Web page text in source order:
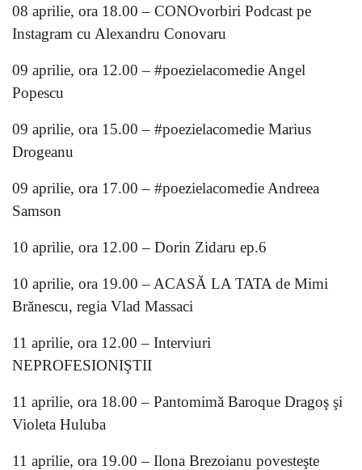
08 aprilie, ora 18.00 – CONOvorbiri Podcast pe
Instagram cu Alexandru Conovaru
09 aprilie, ora 12.00 – #poezielacomedie Angel
Popescu
09 aprilie, ora 15.00 – #poezielacomedie Marius
Drogeanu
09 aprilie, ora 17.00 – #poezielacomedie Andreea
Samson
10 aprilie, ora 12.00 – Dorin Zidaru ep.6
10 aprilie, ora 19.00 – ACASĂ LA TATA de Mimi
Brănescu, regia Vlad Massaci
11 aprilie, ora 12.00 – Interviuri
NEPROFESIONIŞTII
11 aprilie, ora 18.00 – Pantomimă Baroque Dragoş şi
Violeta Huluba
11 aprilie, ora 19.00 – Ilona Brezoianu povesteşte